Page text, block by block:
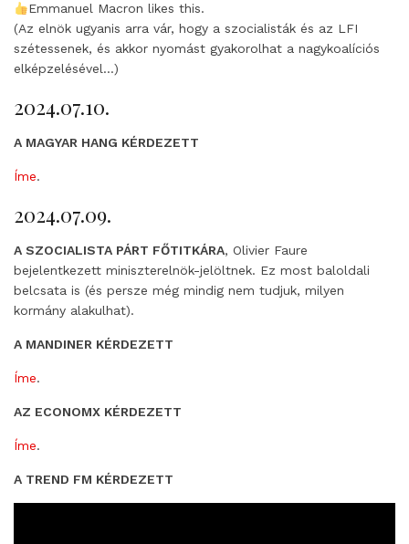
Emmanuel Macron likes this.
(Az elnök ugyanis arra vár, hogy a szocialisták és az LFI
szétessenek, és akkor nyomást gyakorolhat a nagykoalíciós
elképzelésével…)
2024.07.10.
A MAGYAR HANG KÉRDEZETT
Íme.
2024.07.09.
A SZOCIALISTA PÁRT FŐTITKÁRA, Olivier Faure
bejelentkezett miniszterelnök-jelöltnek. Ez most baloldali
belcsata is (és persze még mindig nem tudjuk, milyen
kormány alakulhat).
A MANDINER KÉRDEZETT
Íme.
AZ ECONOMX KÉRDEZETT
Íme.
A TREND FM KÉRDEZETT